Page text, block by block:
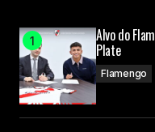
Alvo do
Plate
Flamengo